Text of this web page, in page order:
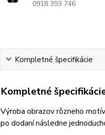
0918 393 746
Kompletné špecifikácie
Kompletné
Výroba obrazov rôzneho
po dodaní následne